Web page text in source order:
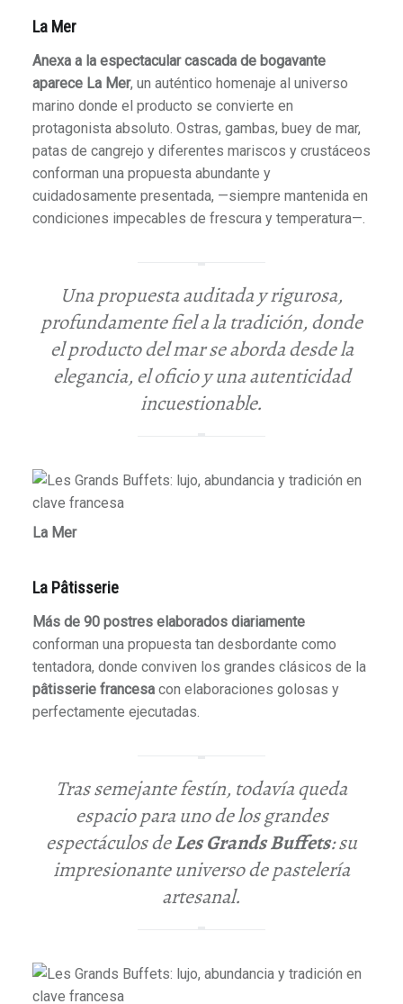
La Mer
Anexa a la espectacular cascada de bogavante
aparece La Mer, un auténtico homenaje al universo
marino donde el producto se convierte en
protagonista absoluto. Ostras, gambas, buey de mar,
patas de cangrejo y diferentes mariscos y crustáceos
conforman una propuesta abundante y
cuidadosamente presentada, —siempre mantenida en
condiciones impecables de frescura y temperatura—.
Una propuesta auditada y rigurosa,
profundamente fiel a la tradición, donde
el producto del mar se aborda desde la
elegancia, el oficio y una autenticidad
incuestionable.
La Mer
La Pâtisserie
Más de 90 postres elaborados diariamente
conforman una propuesta tan desbordante como
tentadora, donde conviven los grandes clásicos de la
pâtisserie francesacon elaboraciones golosas y
perfectamente ejecutadas.
Tras semejante festín, todavía queda
espacio para uno de los grandes
espectáculos deLes Grands Buffets: su
impresionante universo de pastelería
artesanal.